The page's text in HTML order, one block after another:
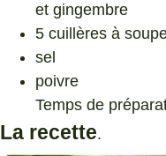
et gingembre
5 cuillères à
sel
poivre
Temps de
La recette.